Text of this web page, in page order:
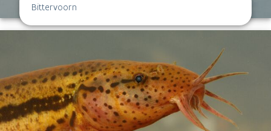
Bittervoorn